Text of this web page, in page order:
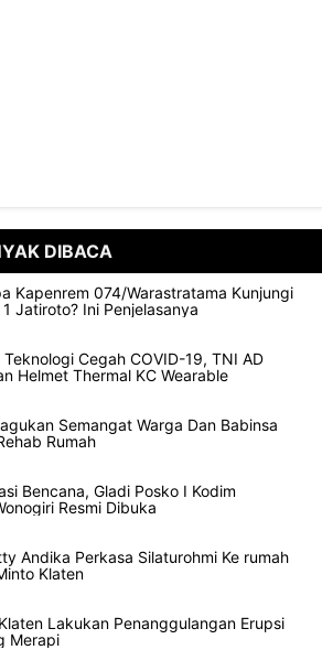
DIBACA
Kapenrem 074/Warastratama Kunjungi
1 Jatiroto? Ini Penjelasanya
Teknologi Cegah COVID-19, TNI AD
Helmet Thermal KC Wearable
Semangat Warga Dan Babinsa
Rumah
Bencana, Gladi Posko I Kodim
Resmi Dibuka
Andika Perkasa Silaturohmi Ke rumah
Klaten
Lakukan Penanggulangan Erupsi
Merapi